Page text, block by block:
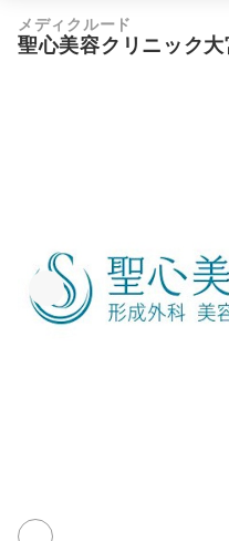
メディクルード
聖心美容クリニック